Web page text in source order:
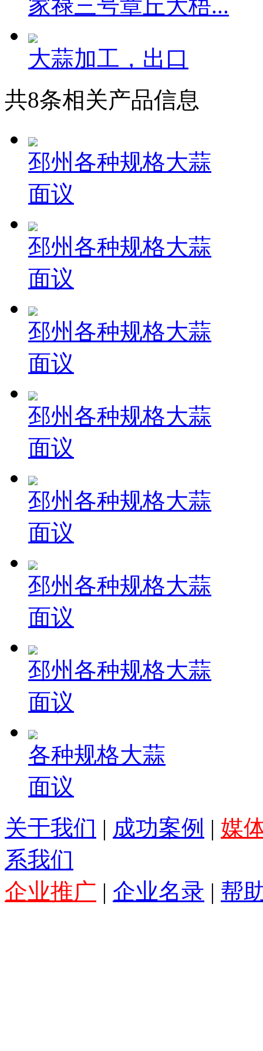
家禄三号章丘大梧...
大蒜加工，出口
共8条相关产品信息
邳州各种规格大蒜
面议
邳州各种规格大蒜
面议
邳州各种规格大蒜
面议
邳州各种规格大蒜
面议
邳州各种规格大蒜
面议
邳州各种规格大蒜
面议
邳州各种规格大蒜
面议
各种规格大蒜
面议
关于我们 | 成功案例 | 媒
系我们
企业推广 | 企业名录 | 帮